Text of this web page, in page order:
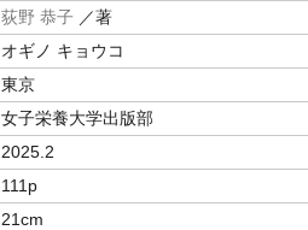
荻野 恭子 ／著
オギノ キョウコ
東京
女子栄養大学出版部
2025.2
111p
21cm